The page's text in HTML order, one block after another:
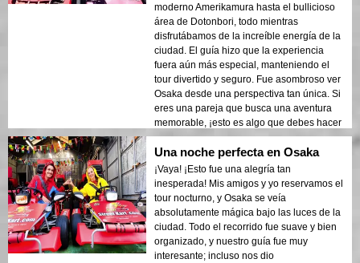
moderno Amerikamura hasta el bullicioso
área de Dotonbori, todo mientras
disfrutábamos de la increíble energía de la
ciudad. El guía hizo que la experiencia
fuera aún más especial, manteniendo el
tour divertido y seguro. Fue asombroso ver
Osaka desde una perspectiva tan única. Si
eres una pareja que busca una aventura
memorable, ¡esto es algo que debes hacer
sin falta!
Una noche perfecta en Osaka
¡Vaya! ¡Esto fue una alegría tan
inesperada! Mis amigos y yo reservamos el
tour nocturno, y Osaka se veía
absolutamente mágica bajo las luces de la
ciudad. Todo el recorrido fue suave y bien
organizado, y nuestro guía fue muy
interesante; incluso nos dio